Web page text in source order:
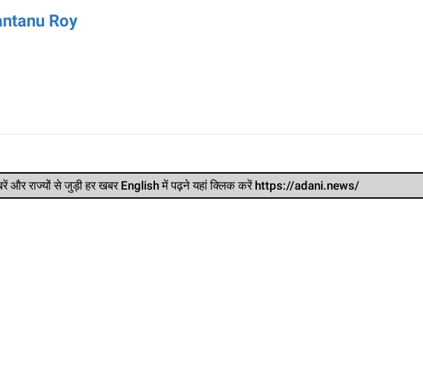
Roy
और राज्‍यों से जुड़ी हर खबर English में पढ़ने यहां क्लिक करें https://adani.news/